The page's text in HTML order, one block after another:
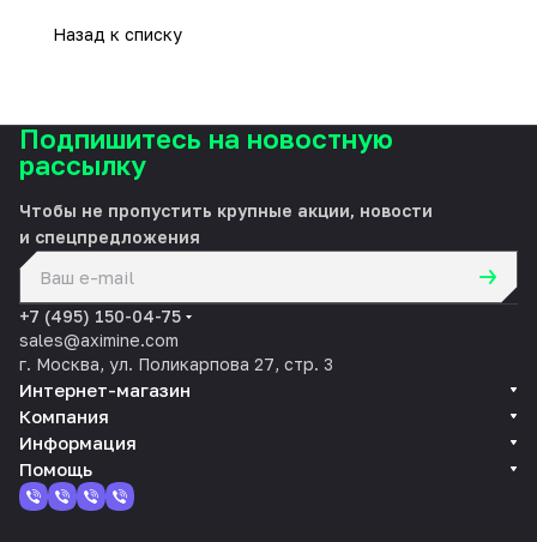
Назад к списку
Подпишитесь на новостную
рассылку
Чтобы не пропустить крупные акции, новости
и спецпредложения
+7 (495) 150-04-75
sales@aximine.com
г. Москва, ул. Поликарпова 27, стр. 3
Интернет-магазин
Компания
Информация
Помощь